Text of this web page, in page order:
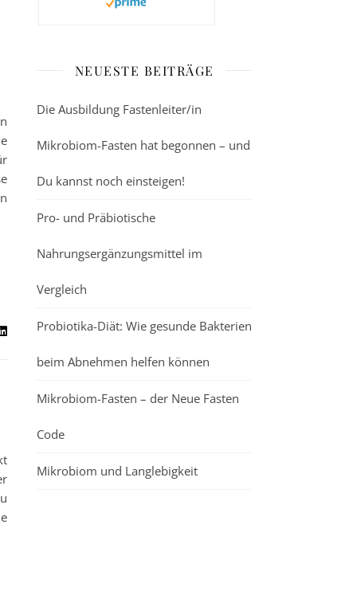
NEUESTE BEITRÄGE
Die Ausbildung Fastenleiter/in
Mikrobiom-Fasten hat begonnen – und
Du kannst noch einsteigen!
Pro- und Präbiotische
Nahrungsergänzungsmittel im
Vergleich
Probiotika-Diät: Wie gesunde Bakterien
beim Abnehmen helfen können
Mikrobiom-Fasten – der Neue Fasten
Code
Mikrobiom und Langlebigkeit